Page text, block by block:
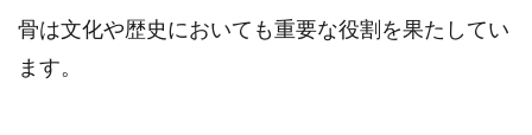
骨は文化や歴史においても重要な役割を果たしてい
ます。